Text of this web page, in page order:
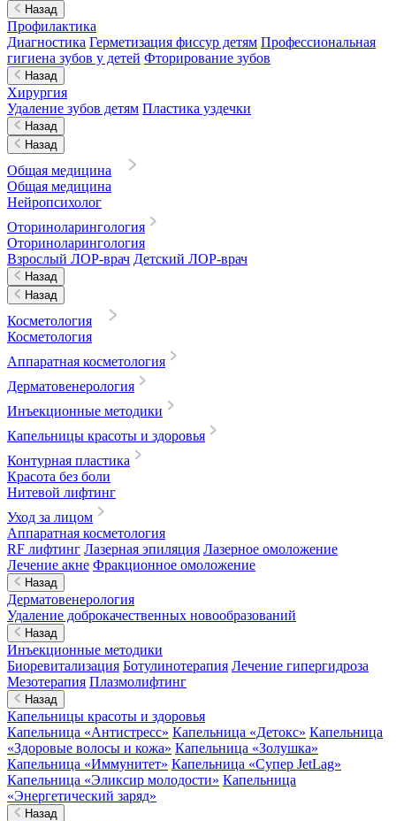
Назад
Профилактика
Диагностика Герметизация фиссур детям Профессиональная
гигиена зубов у детей Фторирование зубов
Назад
Хирургия
Удаление зубов детям Пластика уздечки
Назад
Назад
Общая медицина
Общая медицина
Нейропсихолог
Оториноларингология
Оториноларингология
Взрослый ЛОР-врач Детский ЛОР-врач
Назад
Назад
Косметология
Косметология
Аппаратная косметология
Дерматовенерология
Инъекционные методики
Капельницы красоты и здоровья
Контурная пластика
Красота без боли
Нитевой лифтинг
Уход за лицом
Аппаратная косметология
RF лифтинг Лазерная эпиляция Лазерное омоложение
Лечение акне Фракционное омоложение
Назад
Дерматовенерология
Удаление доброкачественных новообразований
Назад
Инъекционные методики
Биоревитализация Ботулинотерапия Лечение гипергидроза
Мезотерапия Плазмолифтинг
Назад
Капельницы красоты и здоровья
Капельница «Антистресс» Капельница «Детокс» Капельница
«Здоровые волосы и кожа» Капельница «Золушка»
Капельница «Иммунитет» Капельница «Супер JetLag»
Капельница «Эликсир молодости» Капельница
«Энергетический заряд»
Назад